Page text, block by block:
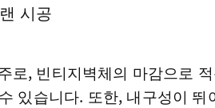
시공
, 빈티지벽체의 마감으로
있습니다. 또한, 내구성이 뛰